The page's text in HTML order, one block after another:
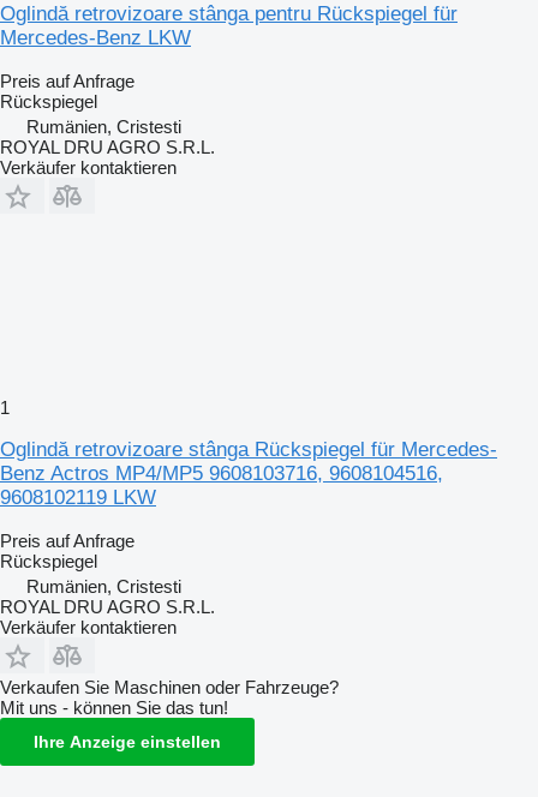
Oglindă retrovizoare stânga pentru Rückspiegel für
Mercedes-Benz LKW
Preis auf Anfrage
Rückspiegel
Rumänien, Cristesti
ROYAL DRU AGRO S.R.L.
Verkäufer kontaktieren
1
Oglindă retrovizoare stânga Rückspiegel für Mercedes-
Benz Actros MP4/MP5 9608103716, 9608104516,
9608102119 LKW
Preis auf Anfrage
Rückspiegel
Rumänien, Cristesti
ROYAL DRU AGRO S.R.L.
Verkäufer kontaktieren
Verkaufen Sie Maschinen oder Fahrzeuge?
Mit uns - können Sie das tun!
Ihre Anzeige einstellen